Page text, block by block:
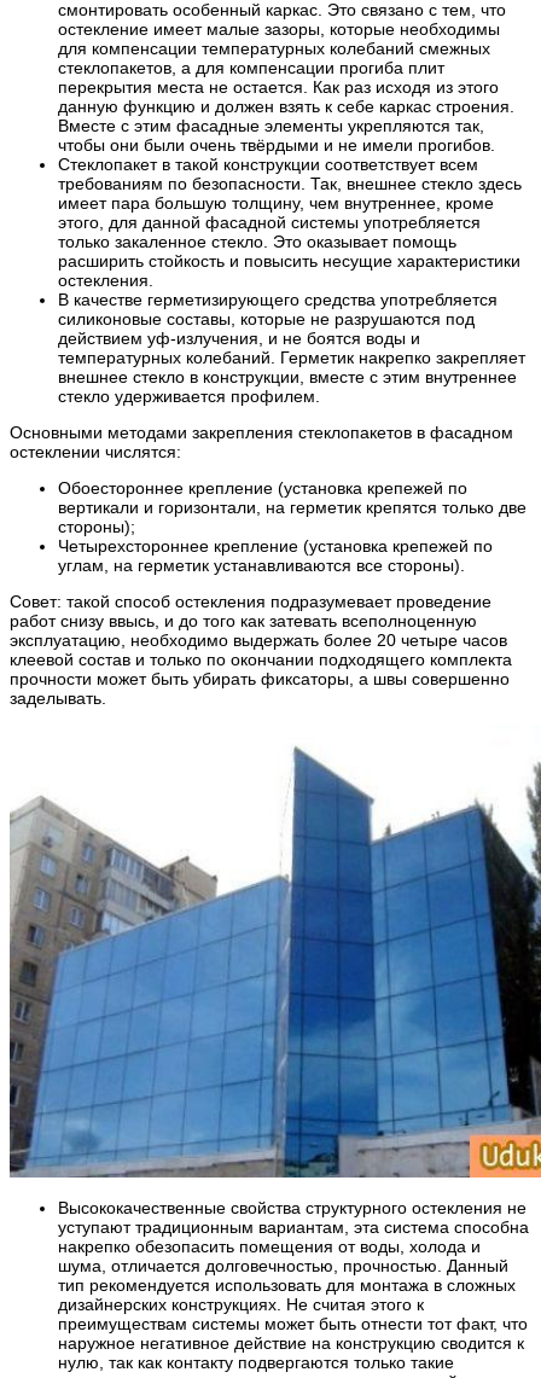
смонтировать особенный каркас. Это связано с тем, что
остекление имеет малые зазоры, которые необходимы
для компенсации температурных колебаний смежных
стеклопакетов, а для компенсации прогиба плит
перекрытия места не остается. Как раз исходя из этого
данную функцию и должен взять к себе каркас строения.
Вместе с этим фасадные элементы укрепляются так,
чтобы они были очень твёрдыми и не имели прогибов.
Стеклопакет в такой конструкции соответствует всем
требованиям по безопасности. Так, внешнее стекло здесь
имеет пара большую толщину, чем внутреннее, кроме
этого, для данной фасадной системы употребляется
только закаленное стекло. Это оказывает помощь
расширить стойкость и повысить несущие характеристики
остекления.
В качестве герметизирующего средства употребляется
силиконовые составы, которые не разрушаются под
действием уф-излучения, и не боятся воды и
температурных колебаний. Герметик накрепко закрепляет
внешнее стекло в конструкции, вместе с этим внутреннее
стекло удерживается профилем.
Основными методами закрепления стеклопакетов в фасадном
остеклении числятся:
Обоестороннее крепление (установка крепежей по
вертикали и горизонтали, на герметик крепятся только две
стороны);
Четырехстороннее крепление (установка крепежей по
углам, на герметик устанавливаются все стороны).
Совет: такой способ остекления подразумевает проведение
работ снизу ввысь, и до того как затевать всеполноценную
эксплуатацию, необходимо выдержать более 20 четыре часов
клеевой состав и только по окончании подходящего комплекта
прочности может быть убирать фиксаторы, а швы совершенно
заделывать.
Высококачественные свойства структурного остекления не
уступают традиционным вариантам, эта система способна
накрепко обезопасить помещения от воды, холода и
шума, отличается долговечностью, прочностью. Данный
тип рекомендуется использовать для монтажа в сложных
дизайнерских конструкциях. Не считая этого к
преимуществам системы может быть отнести тот факт, что
наружное негативное действие на конструкцию сводится к
нулю, так как контакту подвергаются только такие